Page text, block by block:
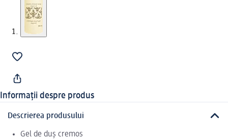
Informații despre produs
Descrierea produsului
Gel de duș cremos